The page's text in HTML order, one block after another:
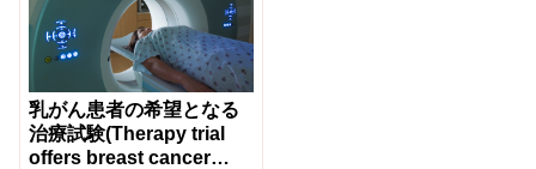
乳がん患者の希望となる
治療試験(Therapy trial
offers breast cancer